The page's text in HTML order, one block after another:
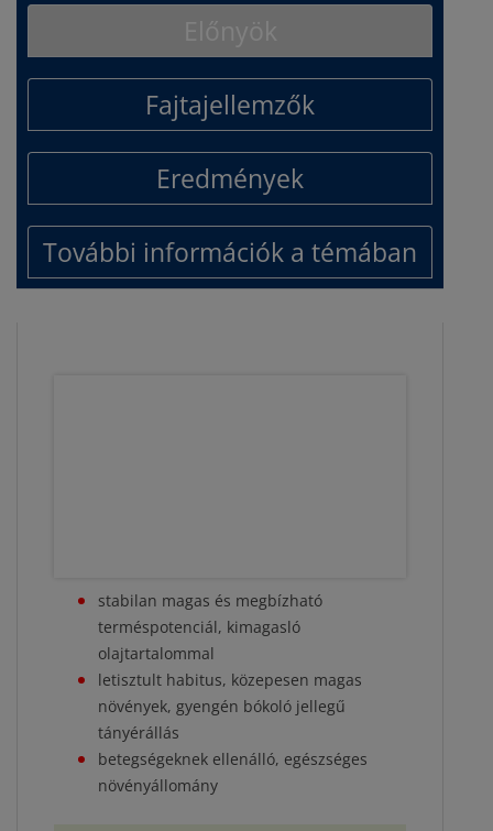
Fajtajellemzők
Eredmények
További információk a témában
stabilan magas és megbízható
terméspotenciál, kimagasló
olajtartalommal
letisztult habitus, közepesen magas
növények, gyengén bókoló jellegű
tányérállás
betegségeknek ellenálló, egészséges
növényállomány